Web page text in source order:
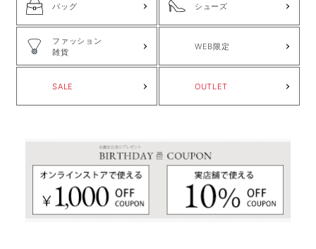
バッグ シューズ
ファッション
雑貨
WEB限定
SALE OUTLET